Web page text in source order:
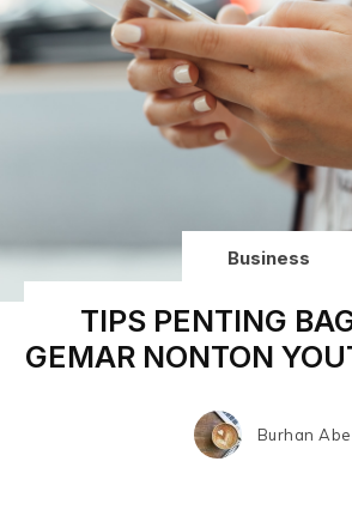
Business
TIPS PENTING
GEMAR NONTON
Burhan Abe